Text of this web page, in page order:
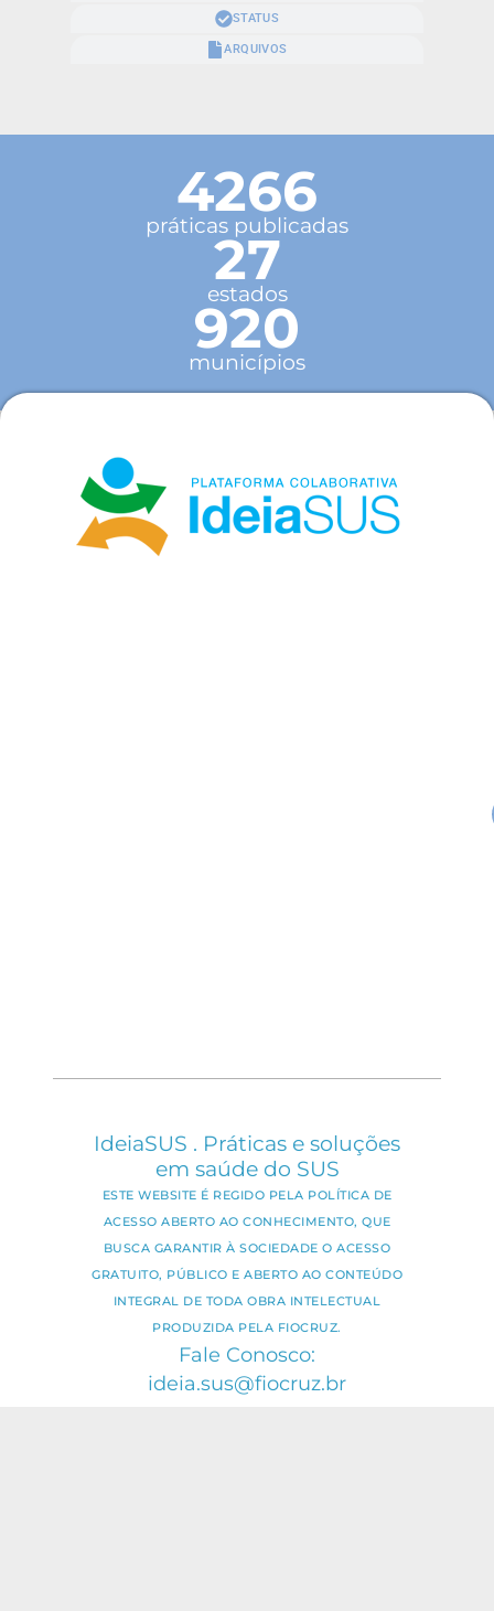
STATUS
ARQUIVOS
4266
práticas publicadas
27
estados
920
municípios
IdeiaSUS . Práticas e soluções
em saúde do SUS
ESTE WEBSITE É REGIDO PELA POLÍTICA DE
ACESSO ABERTO AO CONHECIMENTO, QUE
BUSCA GARANTIR À SOCIEDADE O ACESSO
GRATUITO, PÚBLICO E ABERTO AO CONTEÚDO
INTEGRAL DE TODA OBRA INTELECTUAL
PRODUZIDA PELA FIOCRUZ.
Fale Conosco:
ideia.sus@fiocruz.br